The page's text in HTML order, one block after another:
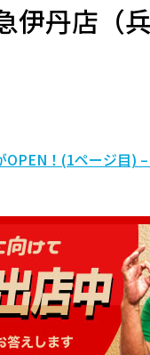
伊丹店（
！(1ページ目)